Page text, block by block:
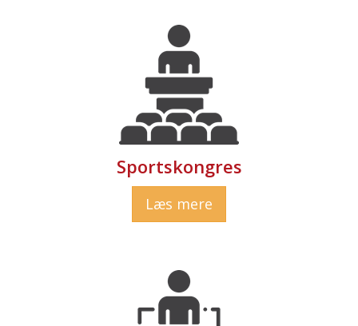
Sportskongres
Læs mere